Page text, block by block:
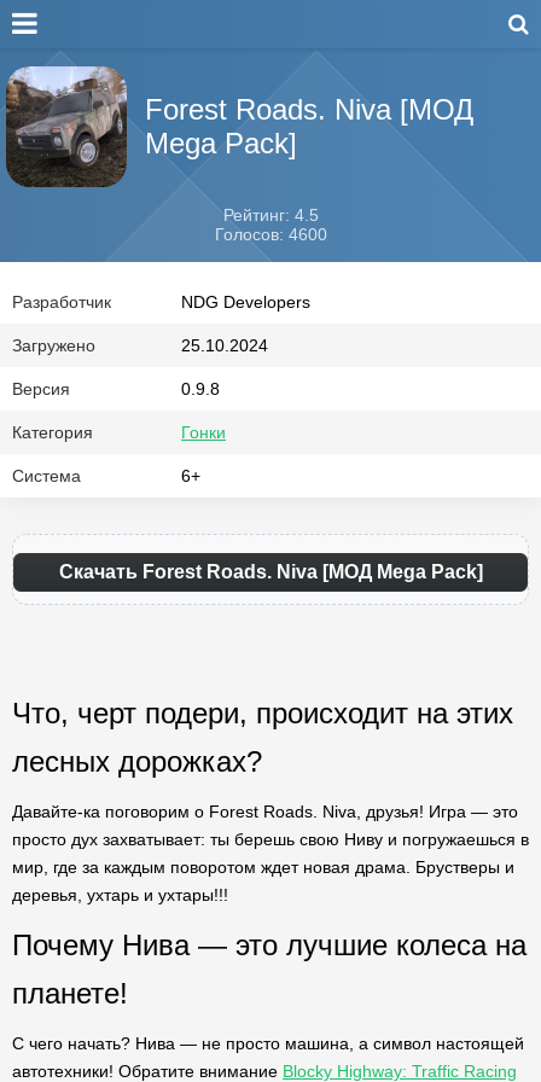
Forest Roads. Niva [МОД
Mega Pack]
Рейтинг: 4.5
Голосов: 4600
Разработчик NDG Developers
Загружено 25.10.2024
Версия 0.9.8
Категория Гонки
Система 6+
Скачать Forest Roads. Niva [МОД Mega Pack]
Что, черт подери, происходит на этих
лесных дорожках?
Давайте-ка поговорим о Forest Roads. Niva, друзья! Игра — это
просто дух захватывает: ты берешь свою Ниву и погружаешься в
мир, где за каждым поворотом ждет новая драма. Брустверы и
деревья, ухтарь и ухтары!!!
Почему Нива — это лучшие колеса на
планете!
С чего начать? Нива — не просто машина, а символ настоящей
автотехники! Обратите внимание Blocky Highway: Traffic Racing